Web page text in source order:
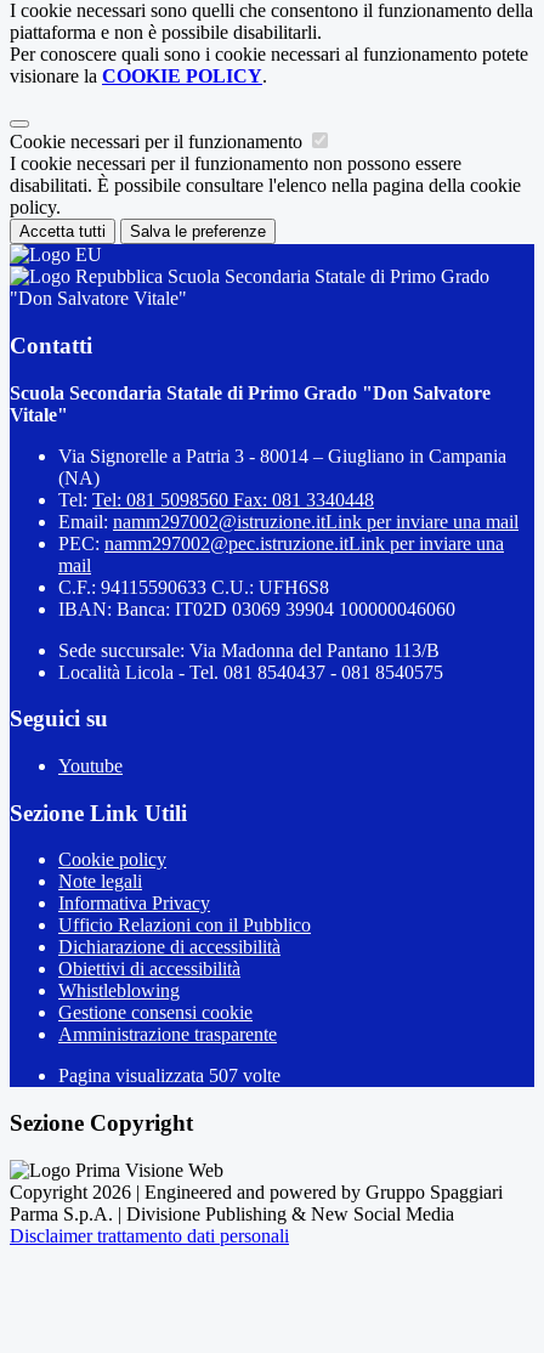
I cookie necessari sono quelli che consentono il funzionamento della
piattaforma e non è possibile disabilitarli.
Per conoscere quali sono i cookie necessari al funzionamento potete
visionare la COOKIE POLICY.
Cookie necessari per il funzionamento
I cookie necessari per il funzionamento non possono essere
disabilitati. È possibile consultare l'elenco nella pagina della cookie
policy.
Accetta tutti Salva le preferenze
Scuola Secondaria Statale di Primo Grado
"Don Salvatore Vitale"
Contatti
Scuola Secondaria Statale di Primo Grado "Don Salvatore
Vitale"
Via Signorelle a Patria 3 - 80014 – Giugliano in Campania
(NA)
Tel: Tel: 081 5098560 Fax: 081 3340448
Email: namm297002@istruzione.itLink per inviare una mail
PEC: namm297002@pec.istruzione.itLink per inviare una
mail
C.F.: 94115590633 C.U.: UFH6S8
IBAN: Banca: IT02D 03069 39904 100000046060
Sede succursale: Via Madonna del Pantano 113/B
Località Licola - Tel. 081 8540437 - 081 8540575
Seguici su
Youtube
Sezione Link Utili
Cookie policy
Note legali
Informativa Privacy
Ufficio Relazioni con il Pubblico
Dichiarazione di accessibilità
Obiettivi di accessibilità
Whistleblowing
Gestione consensi cookie
Amministrazione trasparente
Pagina visualizzata 507 volte
Sezione Copyright
Copyright 2026 | Engineered and powered by Gruppo Spaggiari
Parma S.p.A. | Divisione Publishing & New Social Media
Disclaimer trattamento dati personali